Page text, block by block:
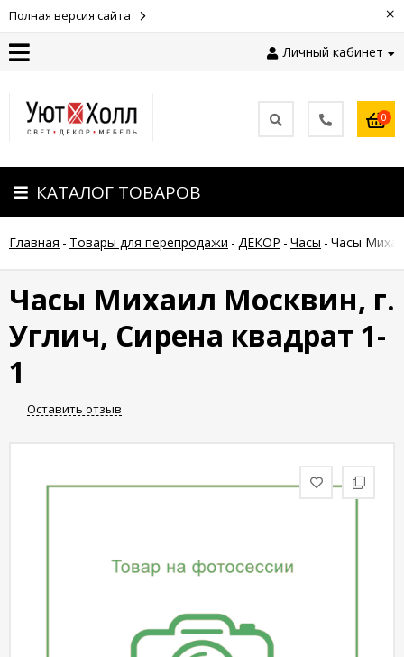
Полная версия сайта ×
Личный кабинет
Оплата
Доставка
Гарантия
возврат
Новости
статьи
0
КАТАЛОГ ТОВАРОВ
Главная - Товары для перепродажи - ДЕКОР - Часы - Часы
Часы Михаил Москвин, г.
Углич, Сирена квадрат 1-
1
Оставить отзыв